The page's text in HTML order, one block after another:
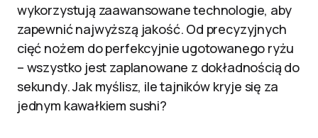
wykorzystują zaawansowane technologie, aby
zapewnić najwyższą jakość. Od precyzyjnych
cięć nożem do perfekcyjnie ugotowanego ryżu
– wszystko jest zaplanowane z dokładnością do
sekundy. Jak myślisz, ile tajników kryje się za
jednym kawałkiem sushi?